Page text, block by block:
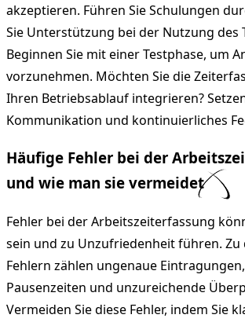
akzeptieren. Führen Sie Schulungen
Sie Unterstützung bei der Nutzung des
Beginnen Sie mit einer Testphase, um
vorzunehmen. Möchten Sie die
Ihren Betriebsablauf integrieren?
Kommunikation und kontinuierliches
Häufige Fehler bei der
und wie man sie vermeidet
Fehler bei der Arbeitszeiterfassung
sein und zu Unzufriedenheit führen.
Fehlern zählen ungenaue
Pausenzeiten und unzureichende
Vermeiden Sie diese Fehler, indem Sie